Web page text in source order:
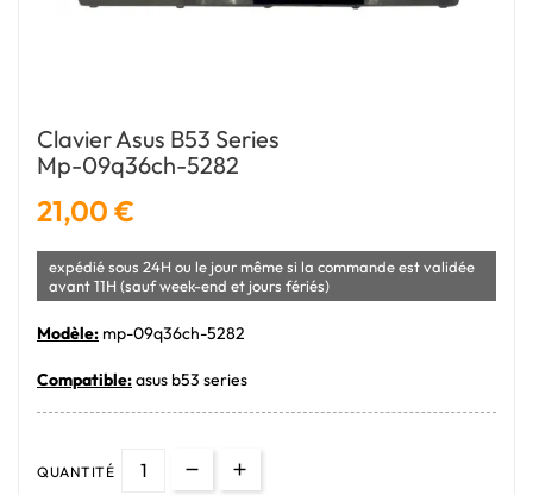
Clavier Asus B53 Series
Mp-09q36ch-5282
21,00 €
expédié sous 24H ou le jour même si la commande est validée
avant 11H (sauf week-end et jours fériés)
Modèle: mp-09q36ch-5282
Compatible:asus b53 series
QUANTITÉ